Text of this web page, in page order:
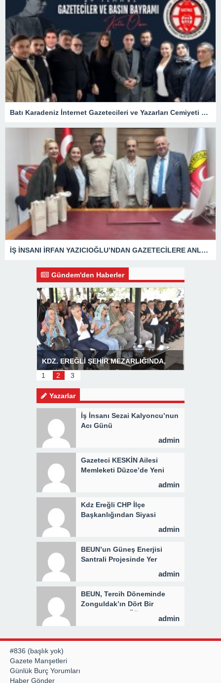
Batı Karadeniz İnternet Gazetecileri ve Yazarları Cemiyeti 24 Temmuz Basın Bayramını kutladı.
İŞ İNSANI İRFAN YAZICIOĞLU’NDAN GAZETECİLERE ANLAMLI ZİYARET
Gündem'den Haberler
KDZ. EREĞLİ ŞEHİR MEZARLIĞINDA,
MEVLİD PROGRAMI DÜZENLENDİ 3 BİN
1
2 3
Yazarlar
İş İnsanı Sezai Kalyoncu’nun
Acı Günü
admin
Gazeteci KESKİN Ailesi
Memleketi Düzce’de Yeni
admin
Kdz Ereğli CHP İlçe
Başkanlığından Siyasi
admin
BEUN’un Güneş Enerjisi
Santrali Projesinde Yer
admin
BEUN, Tercih Döneminde
Zonguldak’ın Dört Bir
Yanında Aday Öğrencilerle
admin
#836 (başlık yok)
Gazete Manşetleri
Günlük Burç Yorumları
Haber Gönder